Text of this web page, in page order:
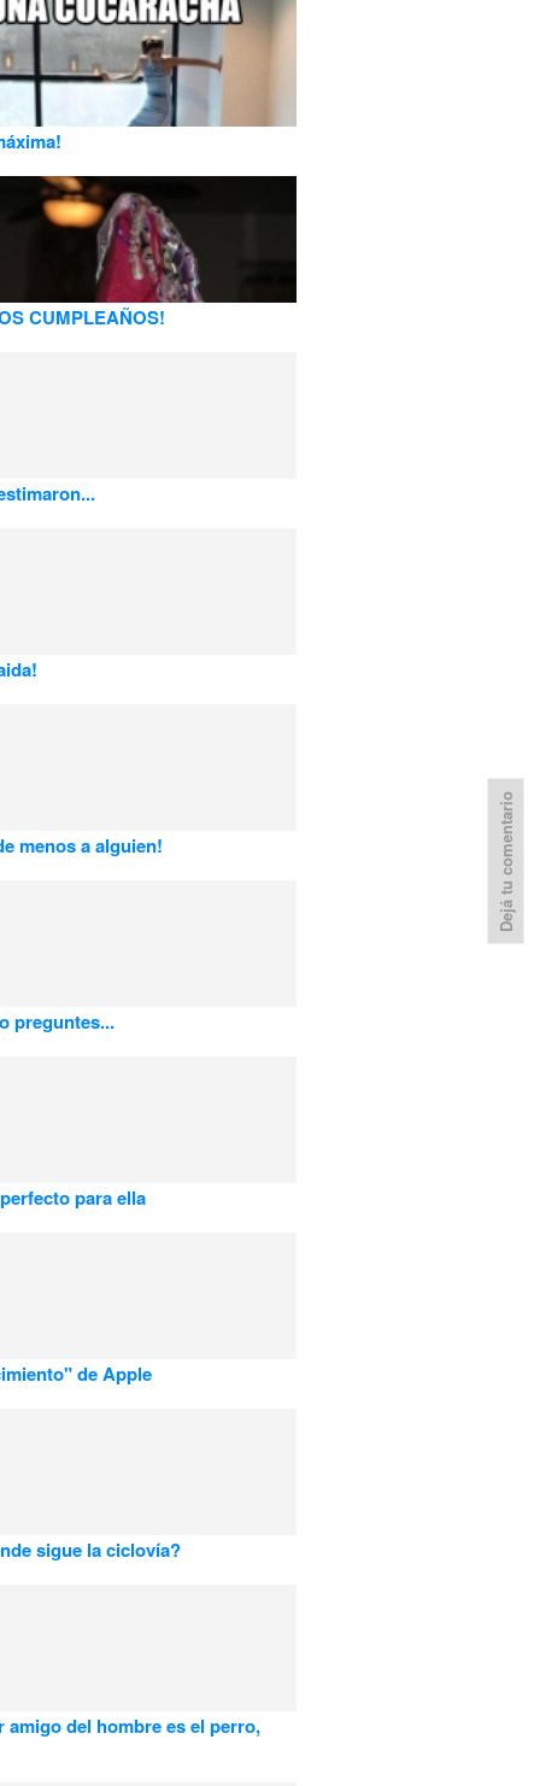
CUMPLEAÑOS!
menos a alguien!
preguntes...
para ella
de Apple
sigue la ciclovía?
amigo del hombre es el perro,
Dejá tu comentario